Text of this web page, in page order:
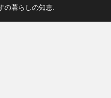
の暮らしの知恵.